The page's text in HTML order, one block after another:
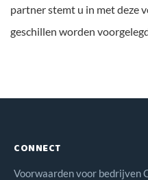
partner stemt u in met deze
geschillen worden
CONNECT
Voorwaarden voor bedrijven